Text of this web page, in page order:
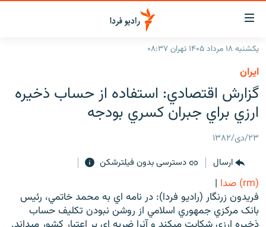
لینک‌های
قابلیت
دسترسی
بازگشت
به
منوی
اصلی
رفتن
صفحه
جستجو
ایران
جهان
رادیو
برنامه‌های رادیویی
فرکانس‌ها
پادکست
چندرسانه‌ای
گزارش‌های تصویری
گزارش‌های ویدئویی
زنان فردا
English
یکشنبه ۱۸ مرداد ۱۴۰۵ تهران ۰۸:۳۷
ايران
گزارش اقتصادي: استفاده از حساب ذخيره
ارزي براي جبران کسري بودجه
۲۳/دی/۱۳۸۲
ارسال
دسترسی بدون فیلترشکن
(rm) صدا
|
فريدون زرنگار (راديو فردا): در نامه اي به محمد خاتمي، رئيس
بانک مرکزي جمهوري اسلامي از روشن نبودن تکليف حساب